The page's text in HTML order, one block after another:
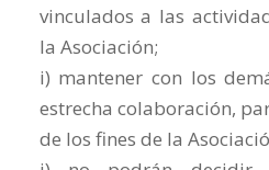
vinculados a las
la Asociación;
i) mantener con los
estrecha colaboración,
de los fines de la